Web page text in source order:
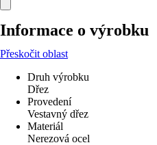
Informace o výrobku
Přeskočit oblast
Druh výrobku
Dřez
Provedení
Vestavný dřez
Materiál
Nerezová ocel